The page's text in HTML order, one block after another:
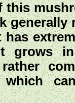
this
has
It grows
which